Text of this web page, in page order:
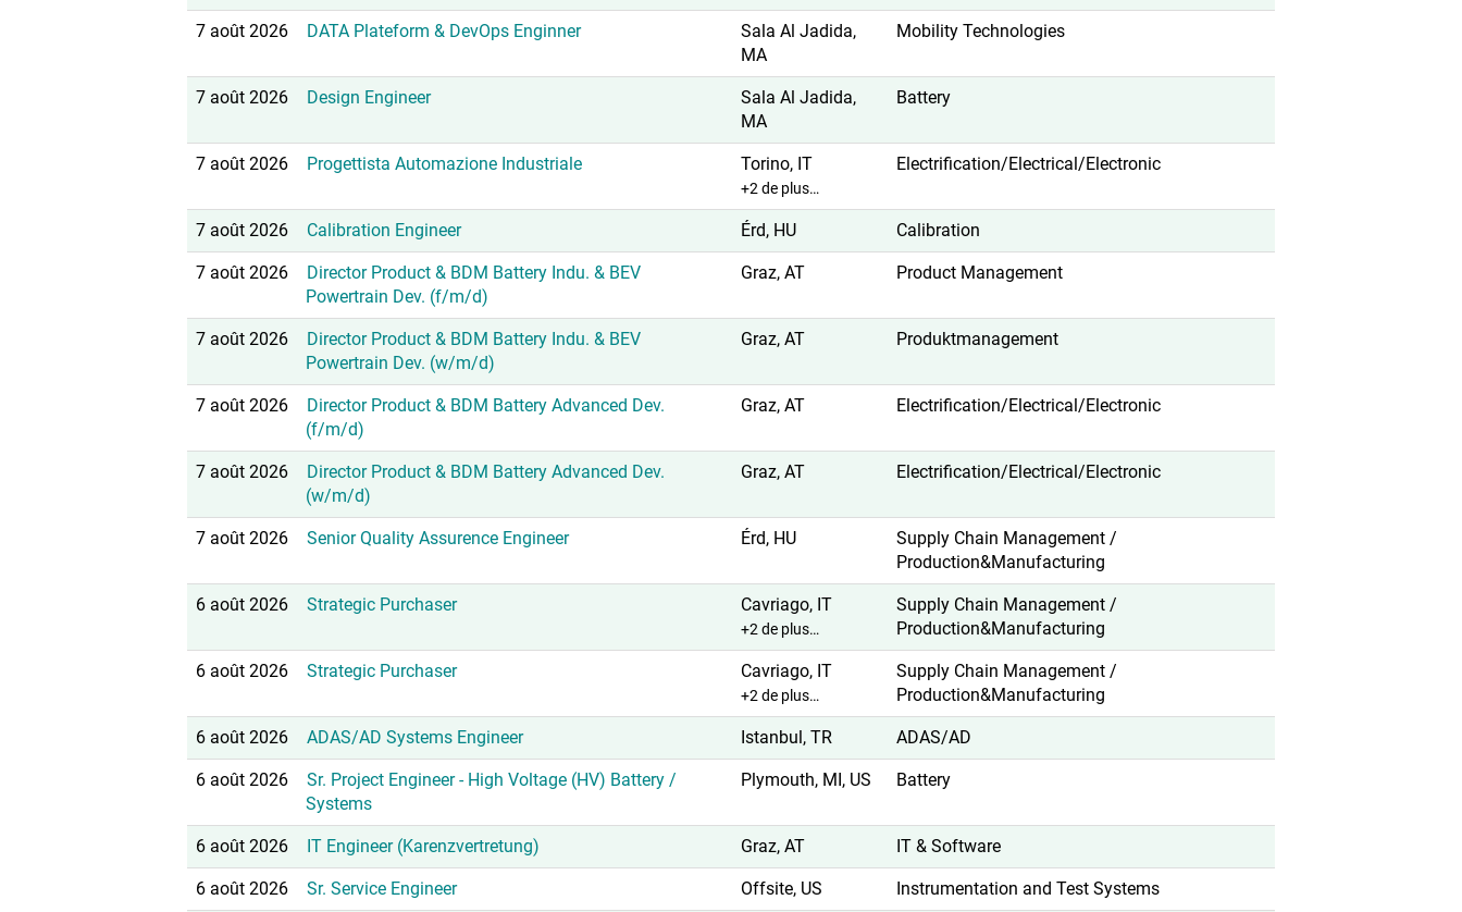
7 août 2026 DATA Plateform & DevOps Enginner
Sala Al Jadida,
MA
Mobility Technologies
7 août 2026 Design Engineer
Sala Al Jadida,
MA
Battery
7 août 2026 Progettista Automazione Industriale Torino, IT
+2 de plus…
Electrification/Electrical/Electronic
7 août 2026 Calibration Engineer Érd, HU Calibration
7 août 2026
Director Product & BDM Battery Indu. & BEV
Powertrain Dev. (f/m/d)
Graz, AT Product Management
7 août 2026
Director Product & BDM Battery Indu. & BEV
Powertrain Dev. (w/m/d)
Graz, AT Produktmanagement
7 août 2026
Director Product & BDM Battery Advanced Dev.
(f/m/d)
Graz, AT Electrification/Electrical/Electronic
7 août 2026
Director Product & BDM Battery Advanced Dev.
(w/m/d)
Graz, AT Electrification/Electrical/Electronic
7 août 2026 Senior Quality Assurence Engineer Érd, HU
Supply Chain Management /
Production&Manufacturing
6 août 2026 Strategic Purchaser Cavriago, IT
+2 de plus…
Supply Chain Management /
Production&Manufacturing
6 août 2026 Strategic Purchaser Cavriago, IT
+2 de plus…
Supply Chain Management /
Production&Manufacturing
6 août 2026 ADAS/AD Systems Engineer Istanbul, TR ADAS/AD
6 août 2026
Sr. Project Engineer - High Voltage (HV) Battery /
Systems
Plymouth, MI, US Battery
6 août 2026 IT Engineer (Karenzvertretung) Graz, AT IT & Software
6 août 2026 Sr. Service Engineer Offsite, US Instrumentation and Test Systems